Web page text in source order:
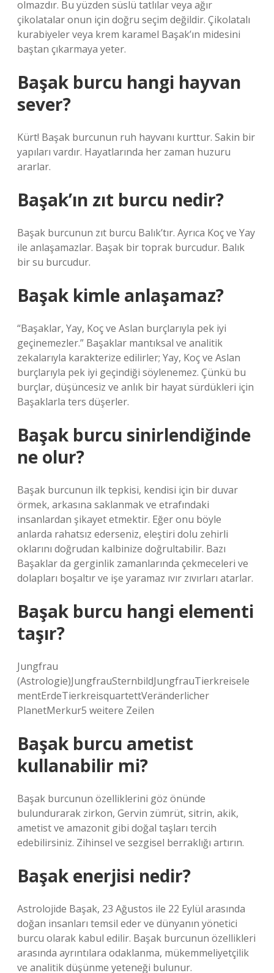
olmazdır. Bu yüzden süslü tatlılar veya ağır
çikolatalar onun için doğru seçim değildir. Çikolatalı
kurabiyeler veya krem ​​karamel Başak’ın midesini
baştan çıkarmaya yeter.
Başak burcu hangi hayvan
sever?
Kürt! Başak burcunun ruh hayvanı kurttur. Sakin bir
yapıları vardır. Hayatlarında her zaman huzuru
ararlar.
Başak’ın zıt burcu nedir?
Başak burcunun zıt burcu Balık’tır. Ayrıca Koç ve Yay
ile anlaşamazlar. Başak bir toprak burcudur. Balık
bir su burcudur.
Başak kimle anlaşamaz?
“Başaklar, Yay, Koç ve Aslan burçlarıyla pek iyi
geçinemezler.” Başaklar mantıksal ve analitik
zekalarıyla karakterize edilirler; Yay, Koç ve Aslan
burçlarıyla pek iyi geçindiği söylenemez. Çünkü bu
burçlar, düşüncesiz ve anlık bir hayat sürdükleri için
Başaklarla ters düşerler.
Başak burcu sinirlendiğinde
ne olur?
Başak burcunun ilk tepkisi, kendisi için bir duvar
örmek, arkasına saklanmak ve etrafındaki
insanlardan şikayet etmektir. Eğer onu böyle
anlarda rahatsız ederseniz, eleştiri dolu zehirli
oklarını doğrudan kalbinize doğrultabilir. Bazı
Başaklar da gerginlik zamanlarında çekmeceleri ve
dolapları boşaltır ve işe yaramaz ıvır zıvırları atarlar.
Başak burcu hangi elementi
taşır?
Jungfrau
(Astrologie)JungfrauSternbildJungfrauTierkreisele
mentErdeTierkreisquartettVeränderlicher
PlanetMerkur5 weitere Zeilen
Başak burcu ametist
kullanabilir mi?
Başak burcunun özelliklerini göz önünde
bulundurarak zirkon, Gervin zümrüt, sitrin, akik,
ametist ve amazonit gibi doğal taşları tercih
edebilirsiniz. Zihinsel ve sezgisel berraklığı artırın.
Başak enerjisi nedir?
Astrolojide Başak, 23 Ağustos ile 22 Eylül arasında
doğan insanları temsil eder ve dünyanın yönetici
burcu olarak kabul edilir. Başak burcunun özellikleri
arasında ayrıntılara odaklanma, mükemmeliyetçilik
ve analitik düşünme yeteneği bulunur.